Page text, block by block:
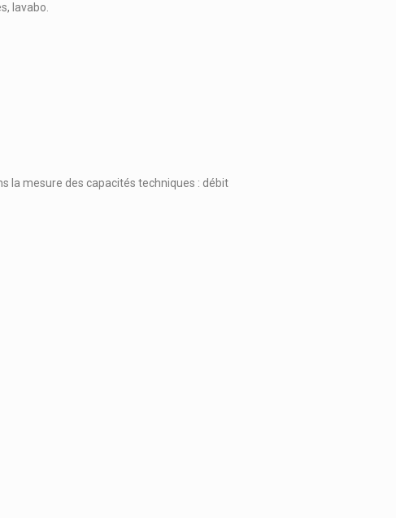
lavabo.
la mesure des capacités techniques : débit